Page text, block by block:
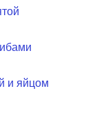
и яйцом